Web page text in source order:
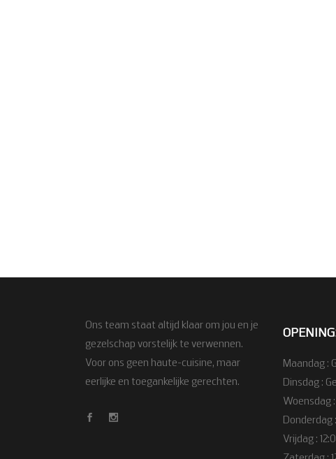
Ons team staat altijd klaar om jou en je
gezelschap vorstelijk te verwennen.
Voor ons geen haute-cuisine, maar
eerlijke en toegankelijke gerechten.
Maandag :
Dinsdag :
Woensdag
Donderdag
Vrijdag :